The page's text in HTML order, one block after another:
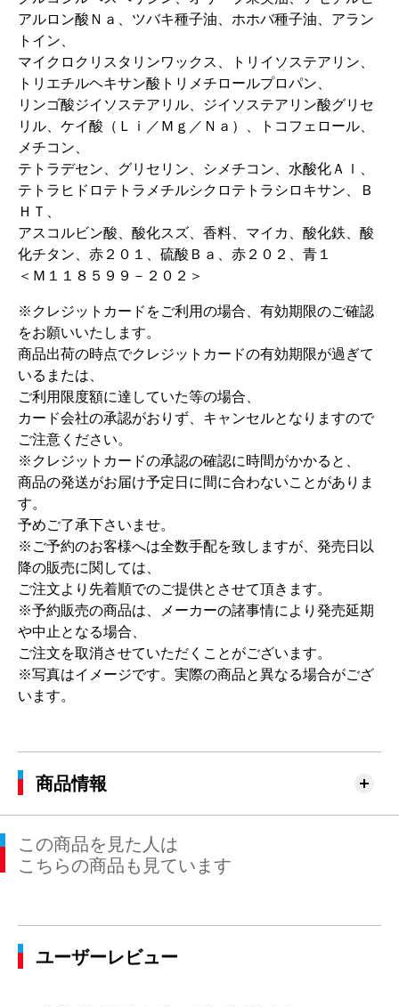
アルロン酸Ｎａ、ツバキ種子油、ホホバ種子油、アラン
トイン、
マイクロクリスタリンワックス、トリイソステアリン、
トリエチルヘキサン酸トリメチロールプロパン、
リンゴ酸ジイソステアリル、ジイソステアリン酸グリセ
リル、ケイ酸（Ｌｉ／Ｍｇ／Ｎａ）、トコフェロール、
メチコン、
テトラデセン、グリセリン、シメチコン、水酸化Ａｌ、
テトラヒドロテトラメチルシクロテトラシロキサン、Ｂ
ＨＴ、
アスコルビン酸、酸化スズ、香料、マイカ、酸化鉄、酸
化チタン、赤２０１、硫酸Ｂａ、赤２０２、青１
＜Ｍ１１８５９９－２０２＞
※クレジットカードをご利用の場合、有効期限のご確認
をお願いいたします。
商品出荷の時点でクレジットカードの有効期限が過ぎて
いるまたは、
ご利用限度額に達していた等の場合、
カード会社の承認がおりず、キャンセルとなりますので
ご注意ください。
※クレジットカードの承認の確認に時間がかかると、
商品の発送がお届け予定日に間に合わないことがありま
す。
予めご了承下さいませ。
※ご予約のお客様へは全数手配を致しますが、発売日以
降の販売に関しては、
ご注文より先着順でのご提供とさせて頂きます。
※予約販売の商品は、メーカーの諸事情により発売延期
や中止となる場合、
ご注文を取消させていただくことがございます。
※写真はイメージです。実際の商品と異なる場合がござ
います。
商品情報
この商品を見た人は
こちらの商品も見ています
ユーザーレビュー